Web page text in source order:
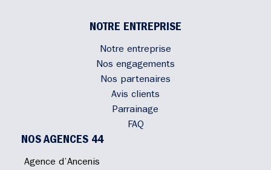
NOTRE ENTREPRISE
Notre entreprise
Nos engagements
Nos partenaires
Avis clients
Parrainage
FAQ
NOS AGENCES 44
Agence d’Ancenis